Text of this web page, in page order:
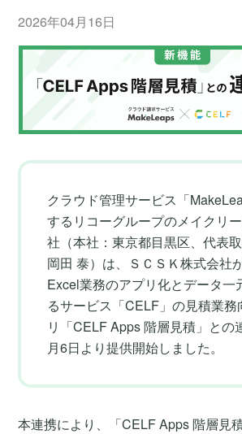
2026年04月16日
クラウド管理サービス「
するリコーグループのメイクリ
社（本社：東京都目黒区、代表
岡田 泰）は、ＳＣＳＫ株式会社
Excel業務のアプリ化とデータ一
るサービス「CELF」の見積業
リ「CELF Apps 階層見積」との
月6日より提供開始しました。
本連携により、「CELF Apps 階層見